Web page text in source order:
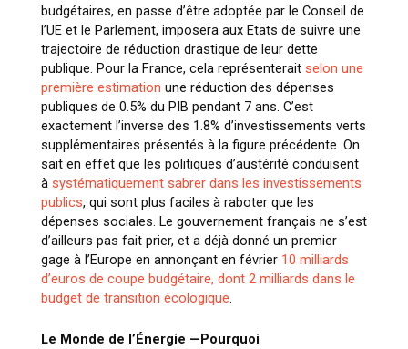
budgétaires, en passe d’être adoptée par le Conseil de
l’UE et le Parlement, imposera aux Etats de suivre une
trajectoire de réduction drastique de leur dette
publique. Pour la France, cela représenterait selon une
première estimation une réduction des dépenses
publiques de 0.5% du PIB pendant 7 ans. C’est
exactement l’inverse des 1.8% d’investissements verts
supplémentaires présentés à la figure précédente. On
sait en effet que les politiques d’austérité conduisent
à systématiquement sabrer dans les investissements
publics, qui sont plus faciles à raboter que les
dépenses sociales. Le gouvernement français ne s’est
d’ailleurs pas fait prier, et a déjà donné un premier
gage à l’Europe en annonçant en février 10 milliards
d’euros de coupe budgétaire, dont 2 milliards dans le
budget de transition écologique.
Le Monde de l’Énergie — Pourquoi